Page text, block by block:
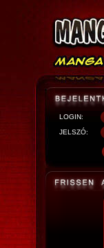
LOGIN:
JELSZÓ: